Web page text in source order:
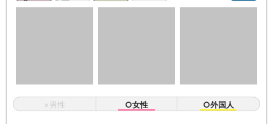
×男性 ○女性 ○外国人